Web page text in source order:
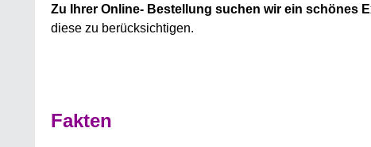
Zu Ihrer Online- Bestellung suchen wir ein schönes
diese zu berücksichtigen.
Fakten